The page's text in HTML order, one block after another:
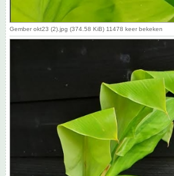
Gember okt23 (2).jpg (374.58 KiB) 11478 keer bekeken